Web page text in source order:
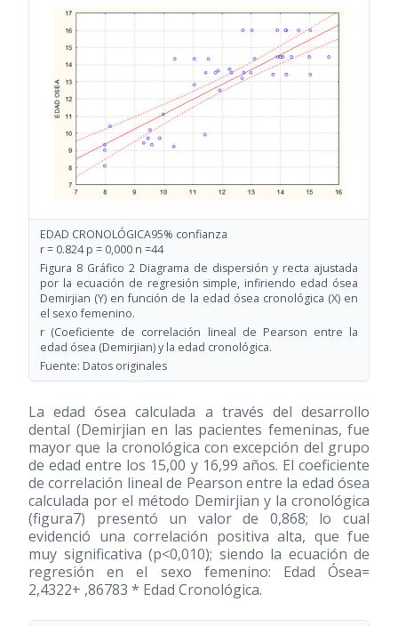
EDAD CRONOLÓGICA95% confianza
r = 0.824 p = 0,000 n =44
Figura 8 Gráfico 2 Diagrama de dispersión y recta ajustada
por la ecuación de regresión simple, infiriendo edad ósea
Demirjian (Y) en función de la edad ósea cronológica (X) en
el sexo femenino.
r (Coeficiente de correlación lineal de Pearson entre la
edad ósea (Demirjian) y la edad cronológica.
Fuente: Datos originales
La edad ósea calculada a través del desarrollo
dental (Demirjian en las pacientes femeninas, fue
mayor que la cronológica con excepción del grupo
de edad entre los 15,00 y 16,99 años. El coeficiente
de correlación lineal de Pearson entre la edad ósea
calculada por el método Demirjian y la cronológica
(figura7) presentó un valor de 0,868; lo cual
evidenció una correlación positiva alta, que fue
muy significativa (p<0,010); siendo la ecuación de
regresión en el sexo femenino: Edad Ósea=
2,4322+ ,86783 * Edad Cronológica.